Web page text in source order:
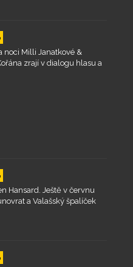
noci Milli Janatkové &
zrají v dialogu hlasu a
Hansard. Ještě v červnu
a Valašský špalíček